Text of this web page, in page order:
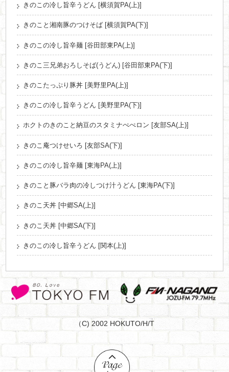
きのこの冷し旨辛うどん [横須賀PA(上)]
きのこと湘南豚のつけそば [横須賀PA(下)]
きのこの冷し旨辛麺 [谷田部東PA(上)]
きのこ三兄弟おろしそば(うどん) [谷田部東PA(下)]
きのこたっぷり豚丼 [美野里PA(上)]
きのこの冷し旨辛うどん [美野里PA(下)]
ホクトのきのこと納豆のスタミナぺぺロン [友部SA(上)]
きのこ庵つけせいろ [友部SA(下)]
きのこの冷し旨辛麺 [東海PA(上)]
きのこと豚バラ肉の冷しつけ汁うどん [東海PA(下)]
きのこ天丼 [中郷SA(上)]
きのこ天丼 [中郷SA(下)]
きのこの冷し旨辛うどん [関本(上)]
（C) 2002 HOKUTO/H/T